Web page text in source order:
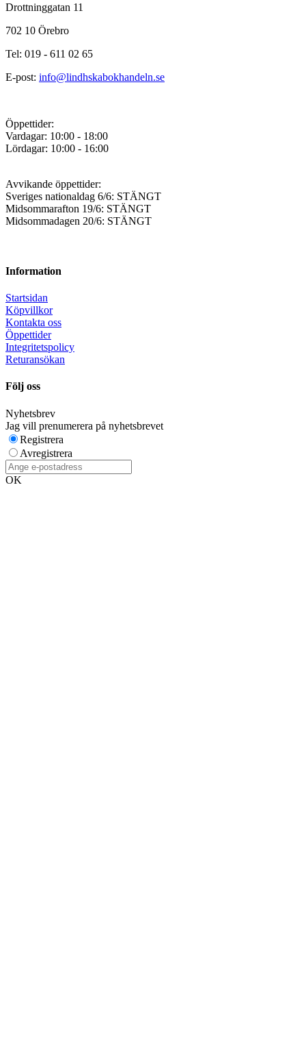
Drottninggatan 11
702 10 Örebro
Tel: 019 - 611 02 65
E-post: info@lindhskabokhandeln.se
Öppettider:
Vardagar: 10:00 - 18:00
Lördagar: 10:00 - 16:00
Avvikande öppettider:
Sveriges nationaldag 6/6: STÄNGT
Midsommarafton 19/6: STÄNGT
Midsommadagen 20/6: STÄNGT
Information
Startsidan
Köpvillkor
Kontakta oss
Öppettider
Integritetspolicy
Returansökan
Följ oss
Nyhetsbrev
Jag vill prenumerera på nyhetsbrevet
Registrera
Avregistrera
OK